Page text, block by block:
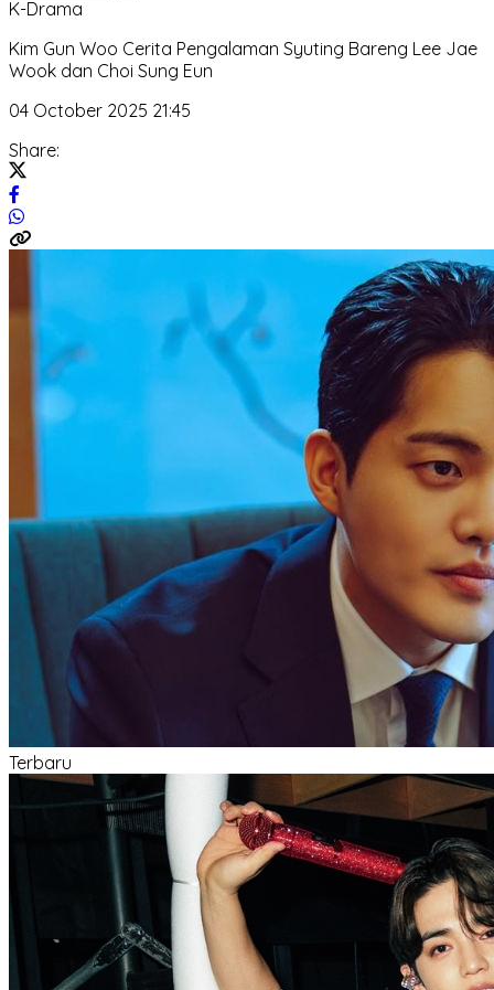
K-Drama
Kim Gun Woo Cerita Pengalaman Syuting Bareng Lee Jae
Wook dan Choi Sung Eun
04 October 2025 21:45
Share:
Terbaru